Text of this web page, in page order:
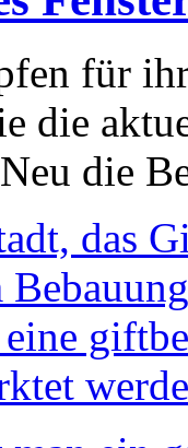
für
die
die
das